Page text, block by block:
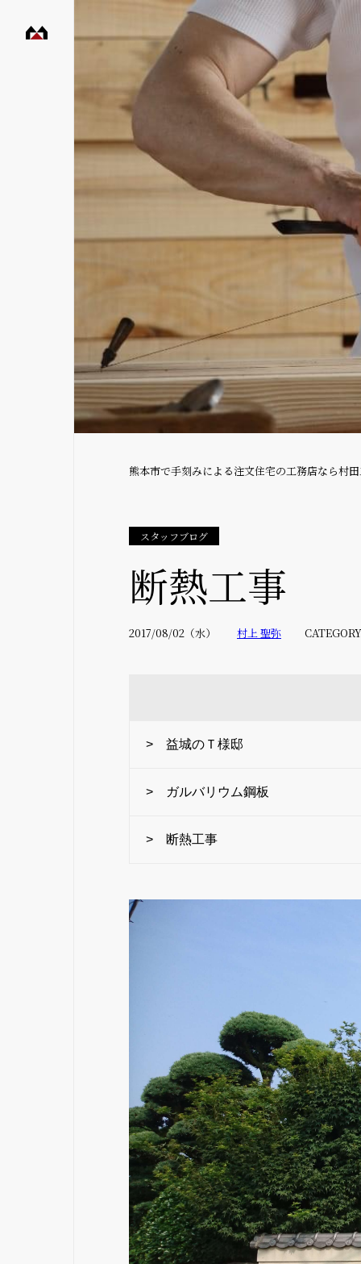
熊本市で手刻みによる注文住宅の工務店なら村
スタッフブログ
断熱工事
2017/08/02（水） 村上 聖弥 CATEGORY
> 益城のＴ様邸
> ガルバリウム鋼板
> 断熱工事